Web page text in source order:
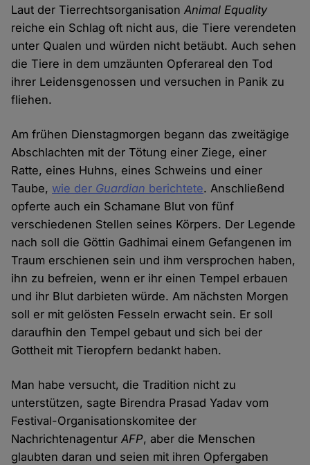
Laut der TierrechtsorganisationAnimal Equality
reiche ein Schlag oft nicht aus, die Tiere verendeten
unter Qualen und würden nicht betäubt. Auch sehen
die Tiere in dem umzäunten Opferareal den Tod
ihrer Leidensgenossen und versuchen in Panik zu
fliehen.
Am frühen Dienstagmorgen begann das zweitägige
Abschlachten mit der Tötung einer Ziege, einer
Ratte, eines Huhns, eines Schweins und einer
Taube, wie der Guardian berichtete. Anschließend
opferte auch ein Schamane Blut von fünf
verschiedenen Stellen seines Körpers. Der Legende
nach soll die Göttin Gadhimai einem Gefangenen im
Traum erschienen sein und ihm versprochen haben,
ihn zu befreien, wenn er ihr einen Tempel erbauen
und ihr Blut darbieten würde. Am nächsten Morgen
soll er mit gelösten Fesseln erwacht sein. Er soll
daraufhin den Tempel gebaut und sich bei der
Gottheit mit Tieropfern bedankt haben.
Man habe versucht, die Tradition nicht zu
unterstützen, sagte Birendra Prasad Yadav vom
Festival-Organisationskomitee der
NachrichtenagenturAFP, aber die Menschen
glaubten daran und seien mit ihren Opfergaben